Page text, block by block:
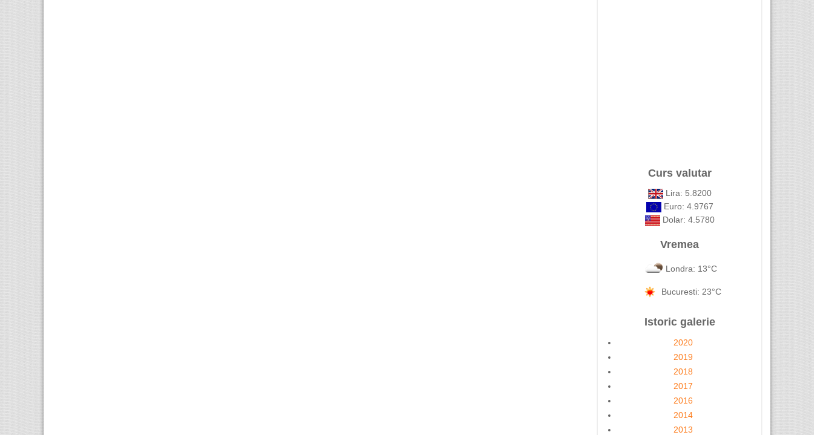
Curs valutar
Lira: 5.8200
Euro: 4.9767
Dolar: 4.5780
Vremea
Londra: 13°C
Bucuresti: 23°C
Istoric galerie
2020
2019
2018
2017
2016
2014
2013